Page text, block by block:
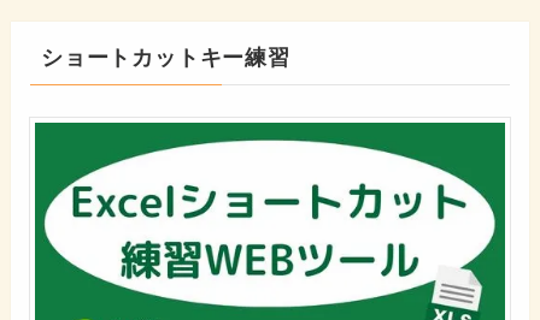
ショートカットキー練習